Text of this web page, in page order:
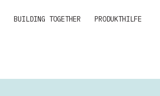
BUILDING TOGETHER PRODUKTHILFE